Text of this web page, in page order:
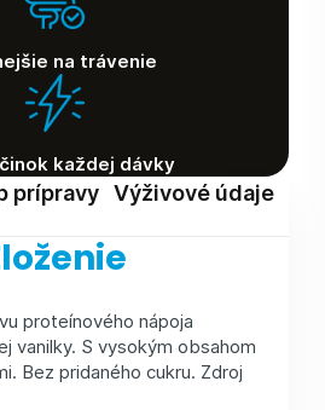
na trávenie
každej dávky
prípravy Výživové údaje
proteínového nápoja
vanilky. S vysokým obsahom
Bez pridaného cukru. Zdroj